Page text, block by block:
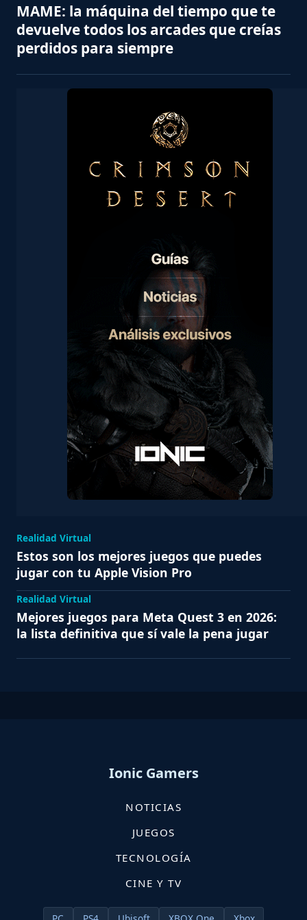
MAME: la máquina del tiempo que te
devuelve todos los arcades que creías
perdidos para siempre
Realidad Virtual
Estos son los mejores juegos que puedes
jugar con tu Apple Vision Pro
Realidad Virtual
Mejores juegos para Meta Quest 3 en 2026:
la lista definitiva que sí vale la pena jugar
Ionic Gamers
NOTICIAS
JUEGOS
TECNOLOGÍA
CINE Y TV